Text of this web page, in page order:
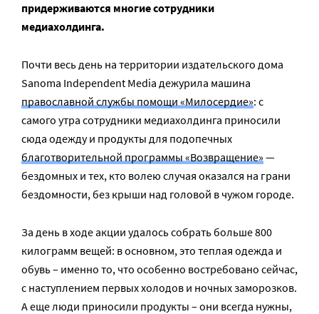
придерживаются многие сотрудники
медиахолдинга.
Почти весь день на территории издательского дома
Sanoma Independent Media дежурила машина
православной службы помощи «Милосердие»: с
самого утра сотрудники медиахолдинга приносили
сюда одежду и продукты для подопечных
благотворительной программы «Возвращение»—
бездомных и тех, кто волею случая оказался на грани
бездомности, без крыши над головой в чужом городе.
За день в ходе акции удалось собрать больше 800
килограмм вещей: в основном, это теплая одежда и
обувь – именно то, что особенно востребовано сейчас,
с наступлением первых холодов и ночных заморозков.
А еще люди приносили продукты – они всегда нужны,